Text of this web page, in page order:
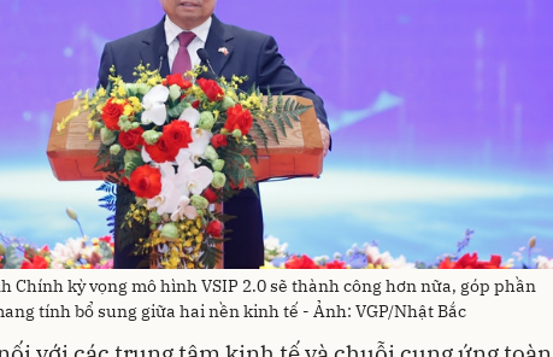
Chính kỳ vọng mô hình VSIP 2.0 sẽ thành công hơn nữa, góp phần
tính bổ sung giữa hai nền kinh tế - Ảnh: VGP/Nhật Bắc